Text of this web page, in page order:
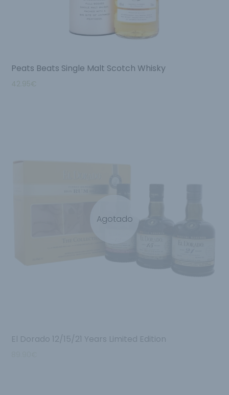
Peats Beats Single Malt Scotch Whisky
42.95€
Agotado
El Dorado 12/15/21 Years Limited Edition